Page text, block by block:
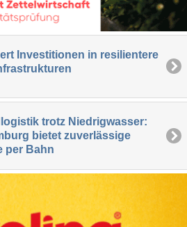
Investitionen in resilientere
trotz Niedrigwasser:
bietet zuverlässige
per Bahn